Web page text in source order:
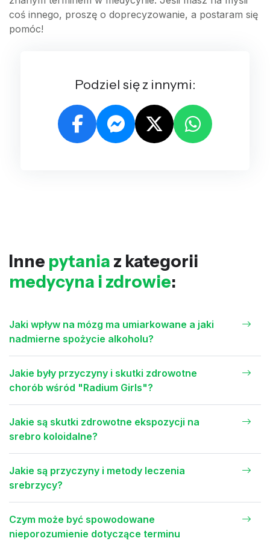
coś innego, proszę o doprecyzowanie, a postaram się
pomóc!
Podziel się z innymi:
Inne pytania z kategorii
medycyna i zdrowie:
Jaki wpływ na mózg ma umiarkowane a jaki
nadmierne spożycie alkoholu?
Jakie były przyczyny i skutki zdrowotne
chorób wśród "Radium Girls"?
Jakie są skutki zdrowotne ekspozycji na
srebro koloidalne?
Jakie są przyczyny i metody leczenia
srebrzycy?
Czym może być spowodowane
nieporozumienie dotyczące terminu